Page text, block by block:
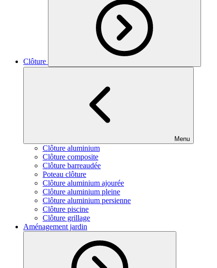
Clôture
Menu
Clôture aluminium
Clôture composite
Clôture barreaudée
Poteau clôture
Clôture aluminium ajourée
Clôture aluminium pleine
Clôture aluminium persienne
Clôture piscine
Clôture grillage
Aménagement jardin